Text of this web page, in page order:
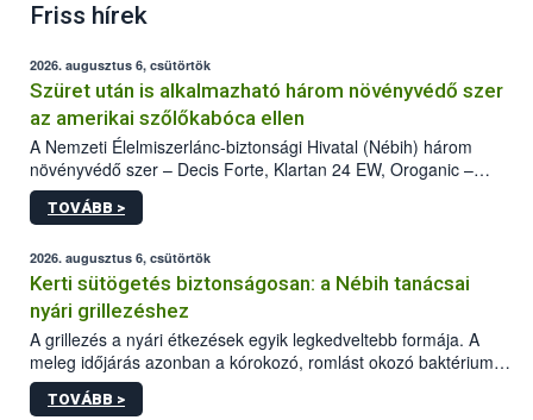
Friss hírek
2026. augusztus 6, csütörtök
Szüret után is alkalmazható három növényvédő szer
az amerikai szőlőkabóca ellen
A Nemzeti Élelmiszerlánc-biztonsági Hivatal (Nébih) három
növényvédő szer – Decis Forte, Klartan 24 EW, Oroganic –
engedélyokiratát módosította, így azok a szüretet követően,
egészen a vesszőérettség (BBCH 91) stádiumáig
érésű szőlőkben is legyen lehetőség a károsító elleni további
védekezésre. Az Oroganic készítmény kis kiszerelésben kiskerti
felhasználók számára is elérhető és ökológiai termesztésben is
engedélyezett.
TOVÁBB >
2026. augusztus 6, csütörtök
Kerti sütögetés biztonságosan: a Nébih tanácsai
nyári grillezéshez
A grillezés a nyári étkezések egyik legkedveltebb formája. A
meleg időjárás azonban a kórokozó, romlást okozó baktériumok
gyorsabb szaporodásának is kedvez. A szabadtéri sütögetés
ezért nem csupán a megfelelő sütési technikáról szól: legalább
TOVÁBB >